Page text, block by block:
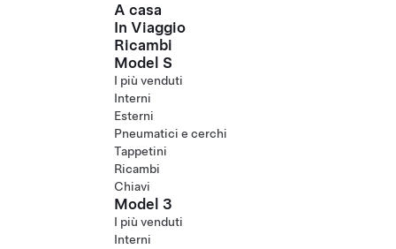
Passa al contenuto principale
A casa
In Viaggio
Ricambi
Model S
I più venduti
Interni
Esterni
Pneumatici e cerchi
Tappetini
Ricambi
Chiavi
Model 3
I più venduti
Interni